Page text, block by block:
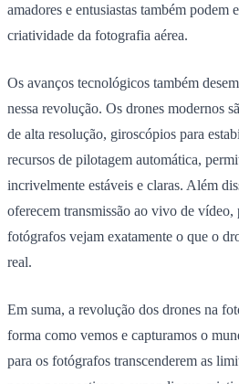
amadores e entusiastas também podem
criatividade da fotografia aérea.
Os avanços tecnológicos também
nessa revolução. Os drones modernos
de alta resolução, giroscópios para
recursos de pilotagem automática,
incrivelmente estáveis e claras. Além
oferecem transmissão ao vivo de
fotógrafos vejam exatamente o que o
real.
Em suma, a revolução dos drones na
forma como vemos e capturamos o
para os fotógrafos transcenderem as